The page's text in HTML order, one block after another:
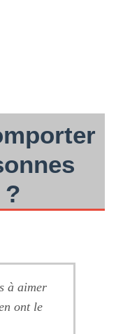
à aimer
ont le